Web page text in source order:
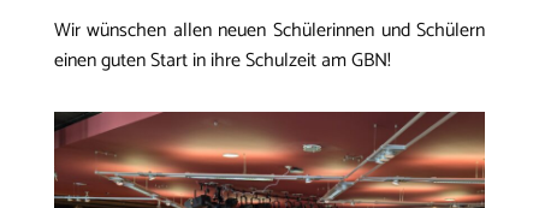
Wir wünschen allen neuen Schülerinnen und Schülern
einen guten Start in ihre Schulzeit am GBN!